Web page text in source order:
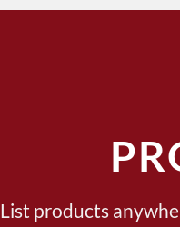
List products